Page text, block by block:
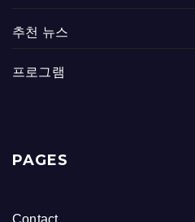
추천 뉴스
프로그램
PAGES
Contact